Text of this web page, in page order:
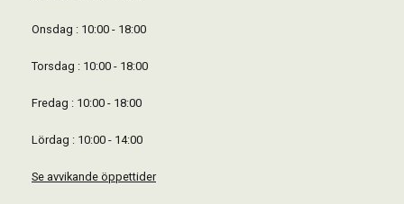
Onsdag : 10:00 - 18:00
Torsdag : 10:00 - 18:00
Fredag : 10:00 - 18:00
Lördag : 10:00 - 14:00
Se avvikande öppettider